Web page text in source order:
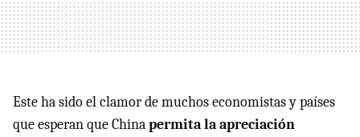
Este ha sido el clamor de muchos economistas y países
que esperan que Chinapermita la apreciación